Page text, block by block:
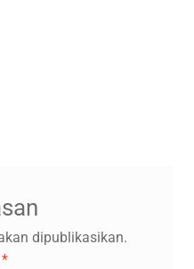
dipublikasikan.
*